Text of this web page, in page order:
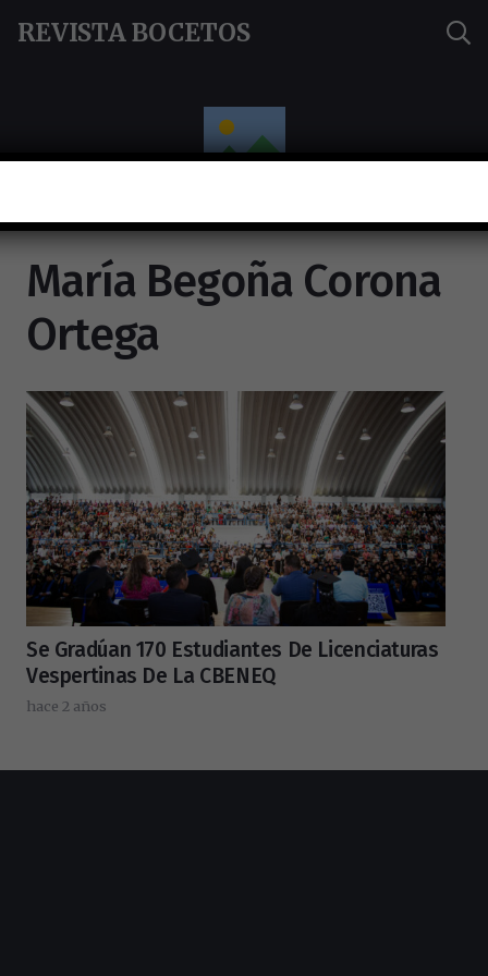
REVISTA BOCETOS
María Begoña Corona
Ortega
Se Gradúan 170 Estudiantes De Licenciaturas
Vespertinas De La CBENEQ
hace 2 años